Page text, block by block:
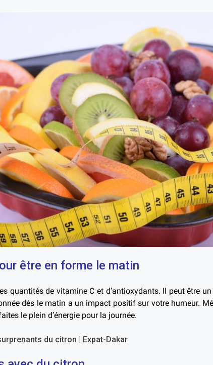
être en forme le matin
quantités de vitamine C et d’antioxydants. Il peut être un
dès le matin a un impact positif sur votre humeur.
le plein d’énergie pour la journée.